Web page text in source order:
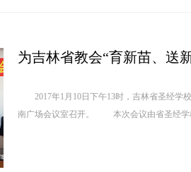
为吉林省教会“育新苗、送
2017年1月10日下午13时，吉林省圣经学
南广场会议室召开。 本次会议由省圣